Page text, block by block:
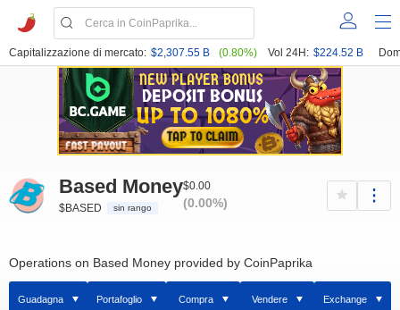
Capitalizzazione di mercato: $2,307.55 B (0.80%) Vol 24H: $224.52 B
Based Money
$BASED sin rango
$0.00
(0.00%)
Operations on Based Money provided by CoinPaprika
Guadagna Portafoglio Compra Vendere Exchange